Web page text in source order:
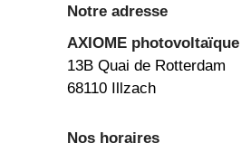
Notre adresse
AXIOME photovoltaïque
13B Quai de Rotterdam
68110 Illzach
Nos horaires